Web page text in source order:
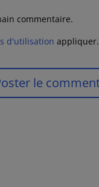
commentaire.
d'utilisation appliquer.